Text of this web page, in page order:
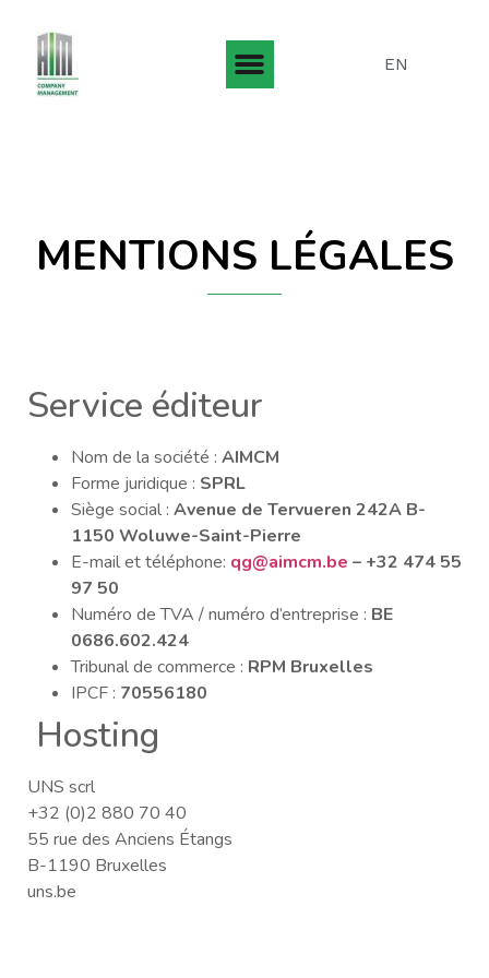
EN
MENTIONS LÉGALES
Service éditeur
Nom de la société : AIMCM
Forme juridique : SPRL
Siège social : Avenue de Tervueren 242A B-
1150 Woluwe-Saint-Pierre
E-mail et téléphone: qg@aimcm.be – +32 474 55
97 50
Numéro de TVA / numéro d’entreprise : BE
0686.602.424
Tribunal de commerce : RPM Bruxelles
IPCF : 70556180
Hosting
UNS scrl
+32 (0)2 880 70 40
55 rue des Anciens Étangs
B-1190 Bruxelles
uns.be